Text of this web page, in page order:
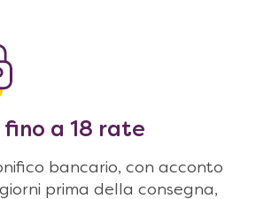
fino a 18 rate
bancario, con acconto
prima della consegna,